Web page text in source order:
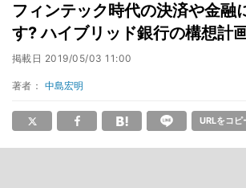
フィンテック時代の決済や金融
す? ハイブリッド銀行の構想計
掲載日 2019/05/03 11:00
著者： 中島宏明
URLをコピ